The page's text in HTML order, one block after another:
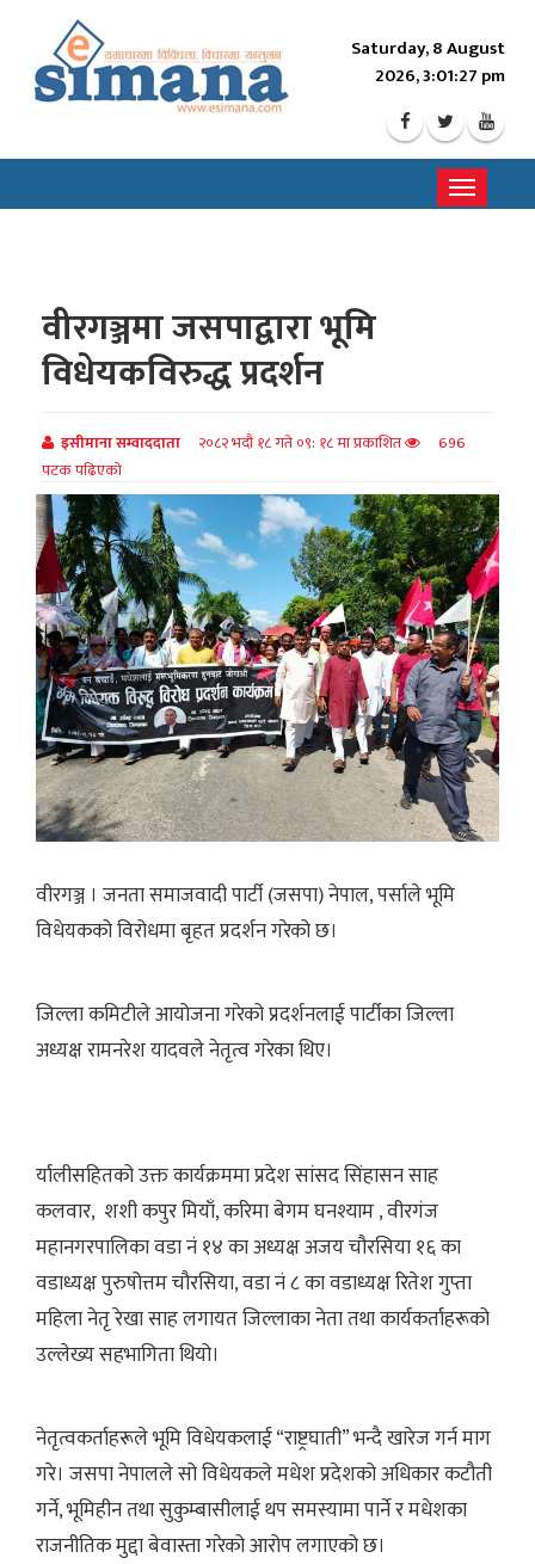
Saturday, 8 August
2026, 3:01:29 pm
Toggle
वीरगञ्जमा जसपाद्वारा भूमि
विधेयकविरुद्ध प्रदर्शन
इसीमाना सम्वाददाता २०८२ भदौ १८ गते ०९: १८ मा प्रकाशित
696
पटक पढिएको
वीरगञ्ज । जनता समाजवादी पार्टी (जसपा) नेपाल, पर्साले भूमि
विधेयकको विरोधमा बृहत प्रदर्शन गरेको छ।
जिल्ला कमिटीले आयोजना गरेको प्रदर्शनलाई पार्टीका जिल्ला
अध्यक्ष रामनरेश यादवले नेतृत्व गरेका थिए।
र्यालीसहितको उक्त कार्यक्रममा प्रदेश सांसद सिंहासन साह
कलवार, शशी कपुर मियाँ, करिमा बेगम घनश्याम , वीरगंज
महानगरपालिका वडा नं १४ का अध्यक्ष अजय चौरसिया १६ का
वडाध्यक्ष पुरुषोत्तम चौरसिया, वडा नं ८ का वडाध्यक्ष रितेश गुप्ता
महिला नेतृ रेखा साह लगायत जिल्लाका नेता तथा कार्यकर्ताहरूको
उल्लेख्य सहभागिता थियो।
नेतृत्वकर्ताहरूले भूमि विधेयकलाई “राष्ट्रघाती” भन्दै खारेज गर्न माग
गरे। जसपा नेपालले सो विधेयकले मधेश प्रदेशको अधिकार कटौती
गर्ने, भूमिहीन तथा सुकुम्बासीलाई थप समस्यामा पार्ने र मधेशका
राजनीतिक मुद्दा बेवास्ता गरेको आरोप लगाएको छ।